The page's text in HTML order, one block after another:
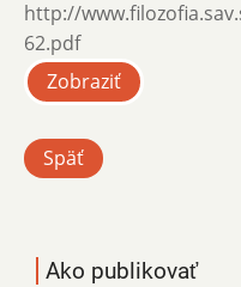
http://
62.pdf
Zobraziť
Späť
Ako publikovať